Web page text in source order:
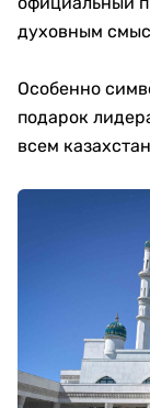
духовным
Особенно
подарок
всем